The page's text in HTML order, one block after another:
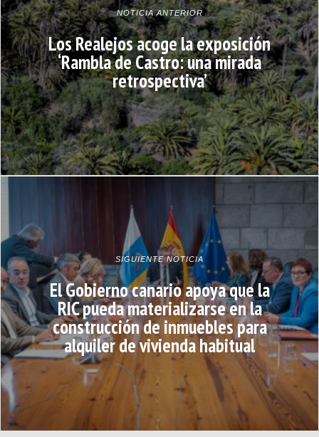
NOTICIA ANTERIOR
Los Realejos acoge la exposición
‘Rambla de Castro: una mirada
retrospectiva’
SIGUIENTE NOTICIA
El Gobierno canario apoya que la
RIC pueda materializarse en la
construcción de inmuebles para
alquiler de vivienda habitual